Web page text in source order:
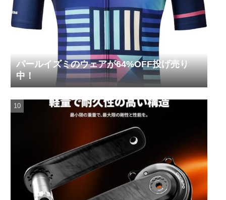
パールイズミのウェアが64%OFF投げ売り
中！